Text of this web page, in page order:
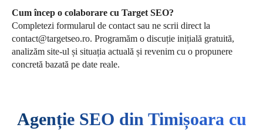
Cum încep o colaborare cu Target SEO?
Completezi formularul de contact sau ne scrii direct la
contact@targetseo.ro. Programăm o discuție inițială gratuită,
analizăm site-ul și situația actuală și revenim cu o propunere
concretă bazată pe date reale.
Agenție SEO din Timișoara cu